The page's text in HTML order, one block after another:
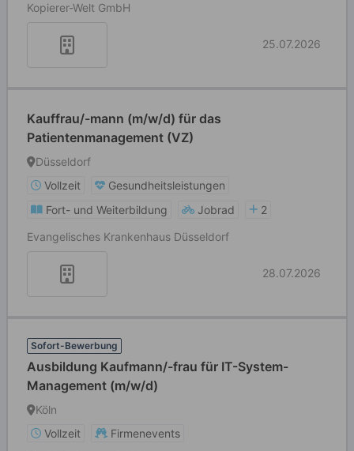
Kopierer-Welt GmbH
25.07.2026
Kauffrau/-mann (m/w/d) für das
Patientenmanagement (VZ)
Düsseldorf
Vollzeit
Gesundheitsleistungen
Fort- und Weiterbildung
Jobrad
2
Evangelisches Krankenhaus Düsseldorf
28.07.2026
Sofort-Bewerbung
Ausbildung Kaufmann/-frau für IT-System-
Management (m/w/d)
Köln
Vollzeit
Firmenevents